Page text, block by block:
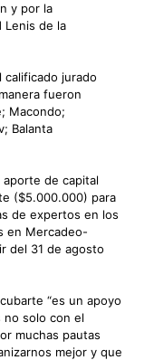
y por la
Lenis de la
calificado jurado
fueron
Macondo;
Balanta
de capital
($5.000.000) para
de expertos en los
en Mercadeo-
del 31 de agosto
“es un apoyo
no solo con el
muchas pautas
mejor y que